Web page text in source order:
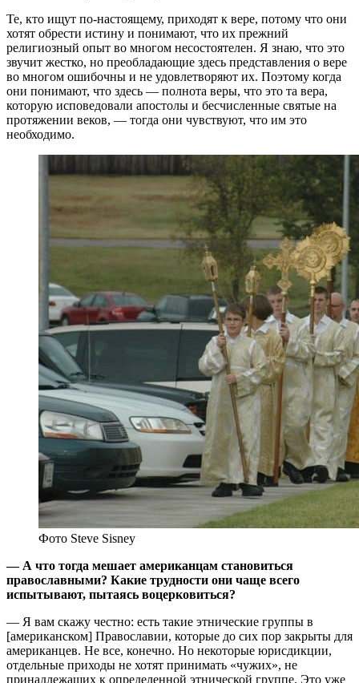
Те, кто ищут по-настоящему, приходят к вере, потому что они
хотят обрести истину и понимают, что их прежний
религиозный опыт во многом несостоятелен. Я знаю, что это
звучит жестко, но преобладающие здесь представления о вере
во многом ошибочны и не удовлетворяют их. Поэтому когда
они понимают, что здесь — полнота веры, что это та вера,
которую исповедовали апостолы и бесчисленные святые на
протяжении веков, — тогда они чувствуют, что им это
необходимо.
Фото Steve Sisney
— А что тогда мешает американцам становиться
православными? Какие трудности они чаще всего
испытывают, пытаясь воцерковиться?
— Я вам скажу честно: есть такие этнические группы в
[американском] Православии, которые до сих пор закрыты для
американцев. Не все, конечно. Но некоторые юрисдикции,
отдельные приходы не хотят принимать «чужих», не
принадлежащих к определенной этнической группе. Это уже